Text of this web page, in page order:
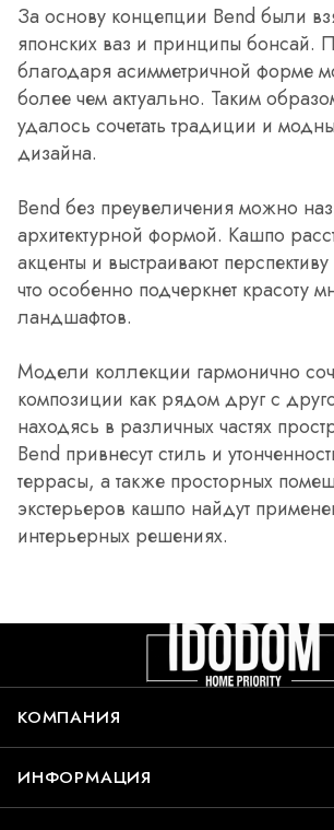
За основу концепции Bend были
японских ваз и принципы бонсай.
благодаря асимметричной форме
более чем актуально. Таким
удалось сочетать традиции и
дизайна.
Bend без преувеличения можно
архитектурной формой. Кашпо
акценты и выстраивают
что особенно подчеркнет красоту
ландшафтов.
Модели коллекции гармонично
композиции как рядом друг с
находясь в различных частях
Bend привнесут стиль и
террасы, а также просторных
экстерьеров кашпо найдут
интерьерных решениях.
КОМПАНИЯ
ИНФОРМАЦИЯ